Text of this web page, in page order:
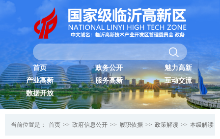
首页 政务公开
魅力高新
产业高新
服务高新
互动交流
数据开放
当前位置是： 首页 >> 政府信息公开 >> 履职依据 >> 政策解读 >> 本级解读